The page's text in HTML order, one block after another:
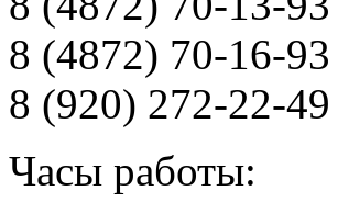
8 (4872) 70-16-93
8 (920) 272-22-49
Часы работы: